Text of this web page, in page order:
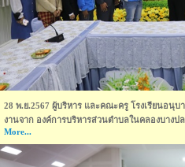
28 พ.ย.2567 ผู้บริหาร และคณะครู โรงเรียนอนุ
งานจาก องค์การบริหารส่วนตำบลในคลองบางป
More...